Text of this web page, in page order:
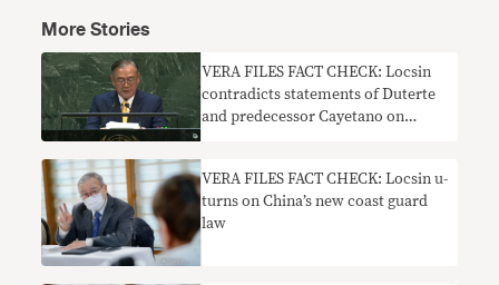
More Stories
VERA FILES FACT CHECK: Locsin
contradicts statements of Duterte
and predecessor Cayetano on
VERA FILES FACT CHECK: Locsin u-
turns on China’s new coast guard
law